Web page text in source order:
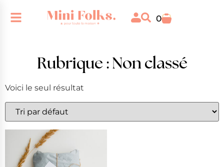
0
Rubrique : Non classé
Voici le seul résultat